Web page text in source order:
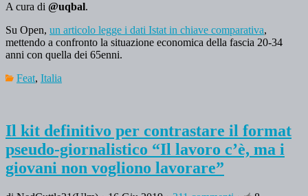
A cura di @uqbal.
Su Open, un articolo legge i dati Istat in chiave comparativa,
mettendo a confronto la situazione economica della fascia 20-34
anni con quella dei 65enni.
Feat, Italia
Il kit definitivo per contrastare il format
pseudo-giornalistico “Il lavoro c’è, ma i
giovani non vogliono lavorare”